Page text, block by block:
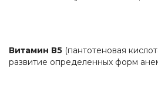
Витамин В5 (пантотеновая
развитие определенных форм